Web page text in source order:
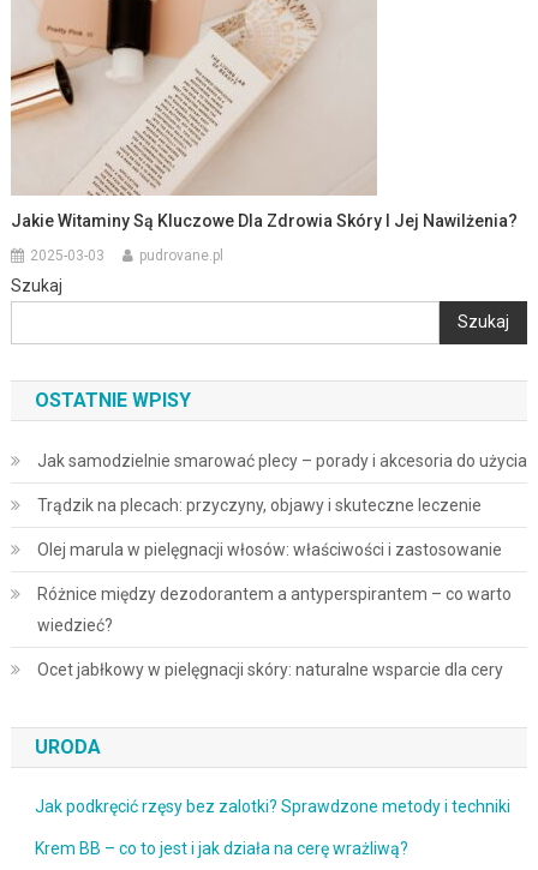
Jakie Witaminy Są Kluczowe Dla Zdrowia Skóry I Jej Nawilżenia?
2025-03-03 pudrovane.pl
Szukaj
Szukaj
OSTATNIE WPISY
Jak samodzielnie smarować plecy – porady i akcesoria do użycia
Trądzik na plecach: przyczyny, objawy i skuteczne leczenie
Olej marula w pielęgnacji włosów: właściwości i zastosowanie
Różnice między dezodorantem a antyperspirantem – co warto
wiedzieć?
Ocet jabłkowy w pielęgnacji skóry: naturalne wsparcie dla cery
URODA
Jak podkręcić rzęsy bez zalotki? Sprawdzone metody i techniki
Krem BB – co to jest i jak działa na cerę wrażliwą?